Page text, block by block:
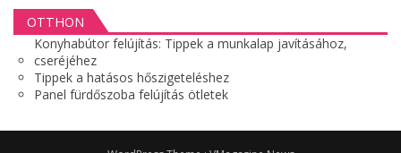
OTTHON
Konyhabútor felújítás: Tippek a munkalap javításához,
cseréjéhez
Tippek a hatásos hőszigeteléshez
Panel fürdőszoba felújítás ötletek